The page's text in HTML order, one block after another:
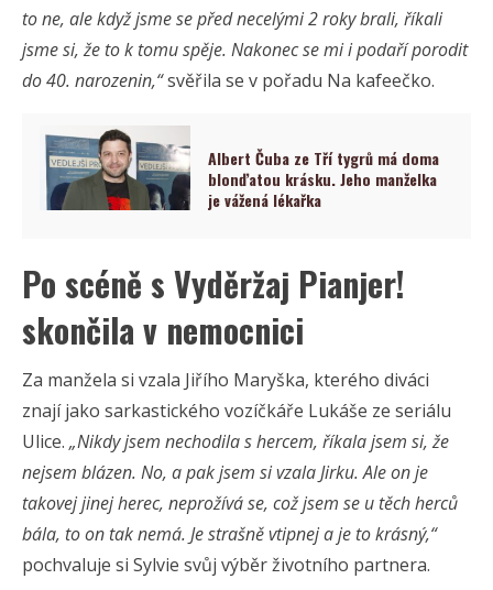
to ne, ale když jsme se před necelými 2 roky brali, říkali
jsme si, že to k tomu spěje. Nakonec se mi i podaří porodit
do 40. narozenin,“svěřila se v pořadu Na kafeečko.
Albert Čuba ze Tří tygrů má doma
blonďatou krásku. Jeho manželka
je vážená lékařka
Po scéně s Vyděržaj Pianjer!
skončila v nemocnici
Za manžela si vzala Jiřího Maryška, kterého diváci
znají jako sarkastického vozíčkáře Lukáše ze seriálu
Ulice. „Nikdy jsem nechodila s hercem, říkala jsem si, že
nejsem blázen. No, a pak jsem si vzala Jirku. Ale on je
takovej jinej herec, neprožívá se, což jsem se u těch herců
bála, to on tak nemá. Je strašně vtipnej a je to krásný,“
pochvaluje si Sylvie svůj výběr životního partnera.